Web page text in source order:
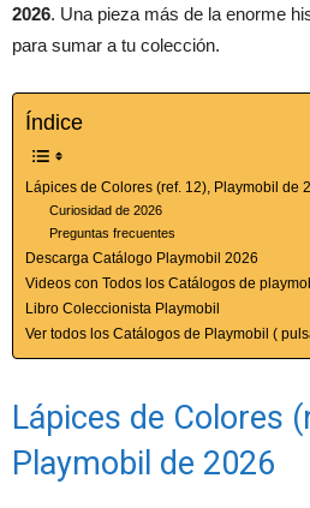
2026. Una pieza más de la enorme
para sumar a tu colección.
Índice
Lápices de Colores (ref. 12), Playmobil de
Curiosidad de 2026
Preguntas frecuentes
Descarga Catálogo Playmobil 2026
Videos con Todos los Catálogos de
Libro Coleccionista Playmobil
Ver todos los Catálogos de Playmobil (
Lápices de Colores
Playmobil de 2026